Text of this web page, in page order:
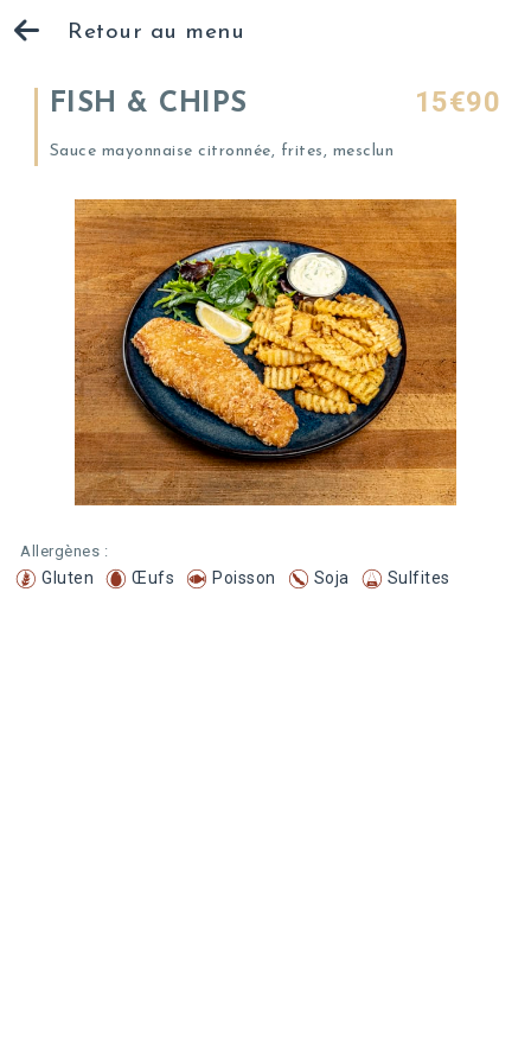
Retour au menu
FISH & CHIPS 15€90
Sauce mayonnaise citronnée, frites, mesclun
Allergènes :
Gluten Œufs Poisson Soja Sulfites